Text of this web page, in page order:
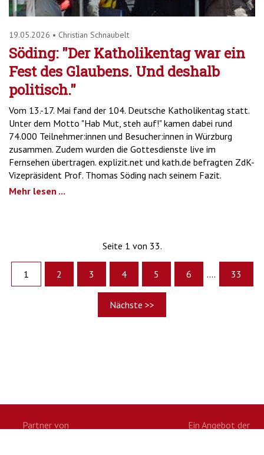
19.05.2026 • Christian Schnaubelt
Söding: "Der Katholikentag war ein
Fest des Glaubens. Und deshalb
politisch."
Vom 13.-17. Mai fand der 104. Deutsche Katholikentag statt.
Unter dem Motto "Hab Mut, steh auf!" kamen dabei rund
74.000 Teilnehmer:innen und Besucher:innen in Würzburg
zusammen. Zudem wurden die Gottesdienste live im
Fernsehen übertragen. explizit.net und kath.de befragten ZdK-
Vizepräsident Prof. Thomas Söding nach seinem Fazit.
Mehr lesen ...
Seite 1 von 33.
1 2 3 4 5 6 .... 33
Nächste >>
Partner von Ein Angebot der